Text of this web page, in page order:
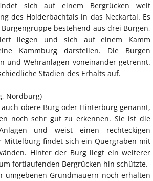
sich auf einem Bergrücken weit
des Holderbachtals in das Neckartal. Es
bestehend aus drei Burgen,
liegen und sich auf einem Kamm
Kammburg darstellen. Die Burgen
und Wehranlagen voneinander getrennt.
Stadien des Erhalts auf.
Nordburg)
obere Burg oder Hinterburg genannt,
noch sehr gut zu erkennen. Sie ist die
und weist einen rechteckigen
Mittelburg findet sich ein Quergraben mit
Hinter der Burg liegt ein weiterer
fortlaufenden Bergrücken hin schützte.
umgebenen Grundmauern noch erhalten